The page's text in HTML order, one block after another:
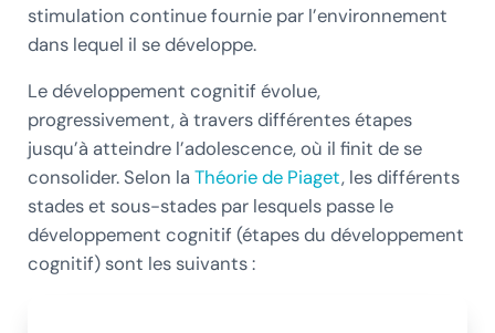
stimulation continue fournie par l’environnement
dans lequel il se développe.
Le développement cognitif évolue,
progressivement, à travers différentes étapes
jusqu’à atteindre l’adolescence, où il finit de se
consolider. Selon la Théorie de Piaget, les différents
stades et sous-stades par lesquels passe le
développement cognitif (étapes du développement
cognitif) sont les suivants :